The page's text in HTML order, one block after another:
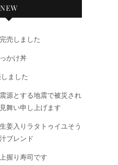
NEW
売しました
かけ丼
ました
源とする地震で被災され
舞い申し上げます
姜入りラタトゥイユそう
ブレンド
握り寿司です